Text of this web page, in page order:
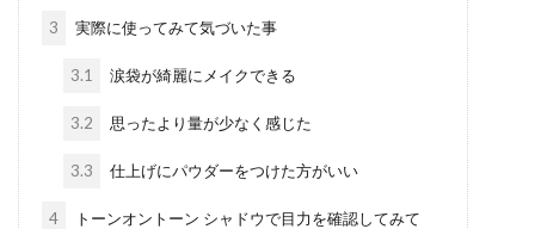
3 実際に使ってみて気づいた事
3.1 涙袋が綺麗にメイクできる
3.2 思ったより量が少なく感じた
3.3 仕上げにパウダーをつけた方がいい
4 トーンオントーン シャドウで目力を確認してみて